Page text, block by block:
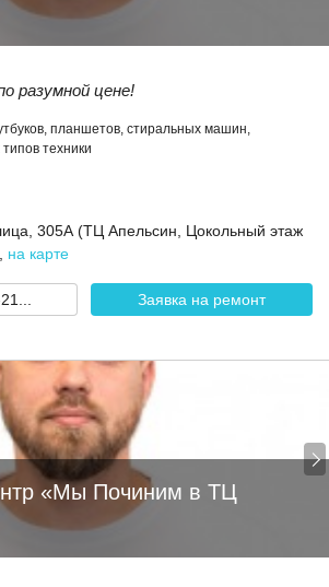
разумной цене!
планшетов, стиральных машин,
техники
305А (ТЦ Апельсин, Цокольный этаж
на карте
Заявка на ремонт
«Мы Починим в ТЦ